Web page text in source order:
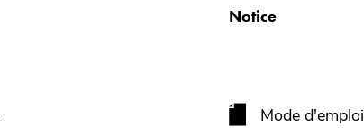
Notice
Mode d'emploi